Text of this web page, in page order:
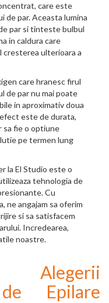
care este
de par. Aceasta lumina
par si tinteste bulbul
in caldura care
cresterea ulterioara a
care hranesc firul
de par nu mai poate
in aproximativ doua
este de durata,
sa fie o optiune
pe termen lung
la El Studio este o
tehnologia de
Cu
ne angajam sa oferim
si sa satisfacem
Incredearea,
noastre.
de Epilare